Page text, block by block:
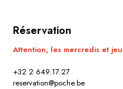
Réservation
Attention, les mercredis et
+32 2 649.17.27
reservation@poche.be